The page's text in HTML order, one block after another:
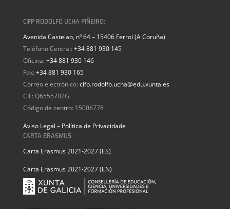
CIFP RODOLFO UCHA PIÑEIRO:
Avenida Castelao, nº 64 – 15406 Ferrol (A Coruña)
Teléfono Central: +34 881 930 145
Oficina: +34 881 930 146
Fax: +34 881 930 165
Correo electrónico: cifp.rodolfo.ucha@edu.xunta.es
CIF: Q6555702G
Código de centro: 15006778
Aviso Legal – Política de Privacidade
CARTA ERASMUS
Carta Erasmus 2021-2027 (ES)
Carta Erasmus 2021-2027 (EN)